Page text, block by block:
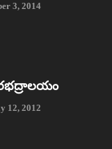
3, 2014
12, 2012